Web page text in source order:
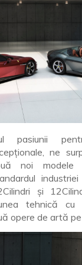
pasiunii
ne
noi modele
și
tehnică cu
opere de artă pe